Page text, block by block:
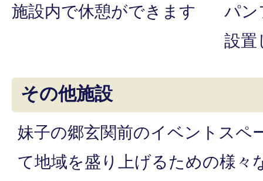
施設内で休憩ができます
パン
設置
その他施設
妹子の郷玄関前のイベントスペ
て地域を盛り上げるための様々